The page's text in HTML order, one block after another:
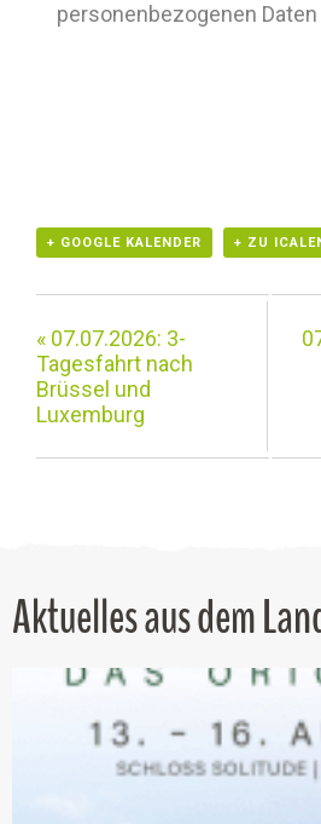
personenbezogenen
+ GOOGLE KALENDER + ZU
« 07.07.2026: 3-
Tagesfahrt nach
Brüssel und
Luxemburg
Aktuelles aus dem